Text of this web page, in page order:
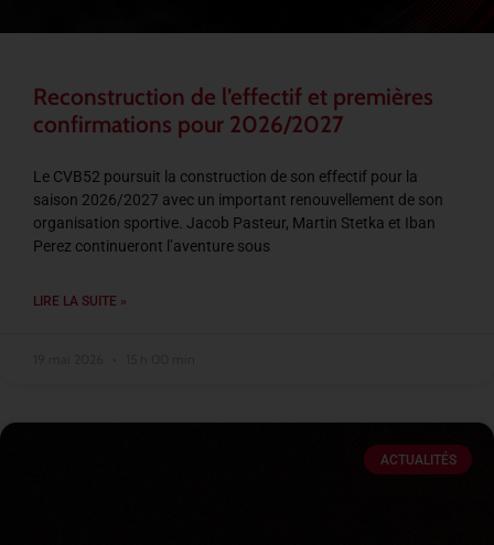
Reconstruction de l’effectif et premières
confirmations pour 2026/2027
Le CVB52 poursuit la construction de son effectif pour la
saison 2026/2027 avec un important renouvellement de son
organisation sportive. Jacob Pasteur, Martin Stetka et Iban
Perez continueront l’aventure sous
LIRE LA SUITE »
ACTUALITÉS